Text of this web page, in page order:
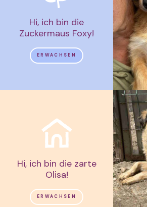
Hi, ich bin die
Zuckermaus Foxy!
ERWACHSEN
Hi, ich bin die zarte
Olisa!
ERWACHSEN